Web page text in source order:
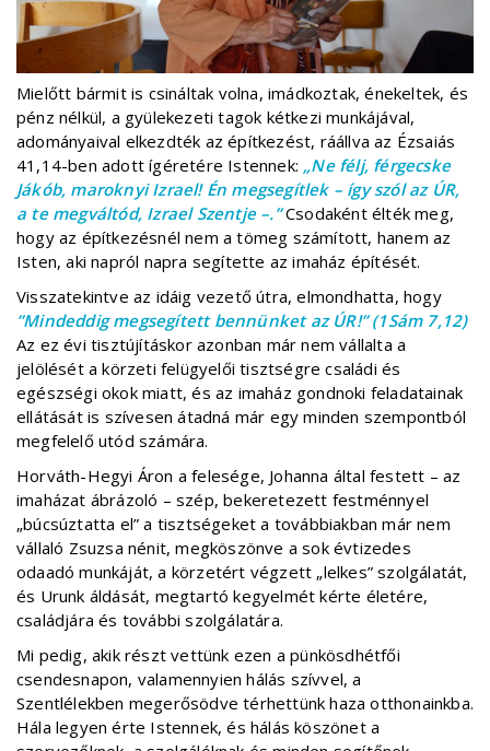
Mielőtt bármit is csináltak volna, imádkoztak, énekeltek, és
pénz nélkül, a gyülekezeti tagok kétkezi munkájával,
adományaival elkezdték az építkezést, ráállva az Ézsaiás
41,14-ben adott ígéretére Istennek: „Ne félj, férgecske
Jákób, maroknyi Izrael! Én megsegítlek – így szól az ÚR,
a te megváltód, Izrael Szentje –.”Csodaként élték meg,
hogy az építkezésnél nem a tömeg számított, hanem az
Isten, aki napról napra segítette az imaház építését.
Visszatekintve az idáig vezető útra, elmondhatta, hogy
”Mindeddig megsegített bennünket az ÚR!” (1Sám 7,12)
Az ez évi tisztújításkor azonban már nem vállalta a
jelölését a körzeti felügyelői tisztségre családi és
egészségi okok miatt, és az imaház gondnoki feladatainak
ellátását is szívesen átadná már egy minden szempontból
megfelelő utód számára.
Horváth-Hegyi Áron a felesége, Johanna által festett – az
imaházat ábrázoló – szép, bekeretezett festménnyel
„búcsúztatta el” a tisztségeket a továbbiakban már nem
vállaló Zsuzsa nénit, megköszönve a sok évtizedes
odaadó munkáját, a körzetért végzett „lelkes” szolgálatát,
és Urunk áldását, megtartó kegyelmét kérte életére,
családjára és további szolgálatára.
Mi pedig, akik részt vettünk ezen a pünkösdhétfői
csendesnapon, valamennyien hálás szívvel, a
Szentlélekben megerősödve térhettünk haza otthonainkba.
Hála legyen érte Istennek, és hálás köszönet a